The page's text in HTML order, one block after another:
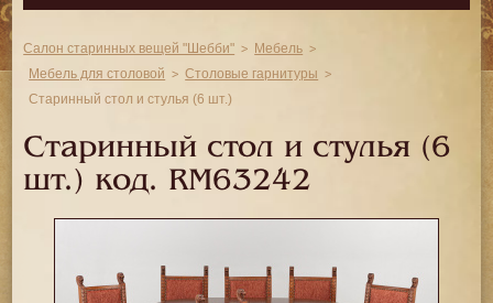
Салон старинных вещей "Шебби"
Мебель
Мебель для столовой
Столовые гарнитуры
Старинный стол и стулья (6 шт.)
Старинный стол и стулья (6
шт.) код. RM63242